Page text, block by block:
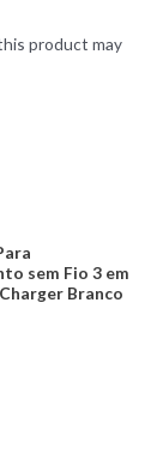
product may
sem Fio 3 em
Branco